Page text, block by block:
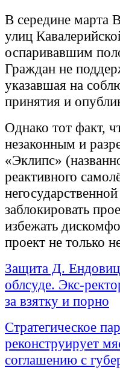
В середине марта
улиц
оспаривавшим
Граждан не
указавшая на
принятия и
Однако тот факт,
незаконным и
«Эклипс»
реактивного
заблокировать
избежать
проект не только
Защита Д.
облсуде. Экс-
за взятку и порно
Стратегическое
реконструирует
соглашению с